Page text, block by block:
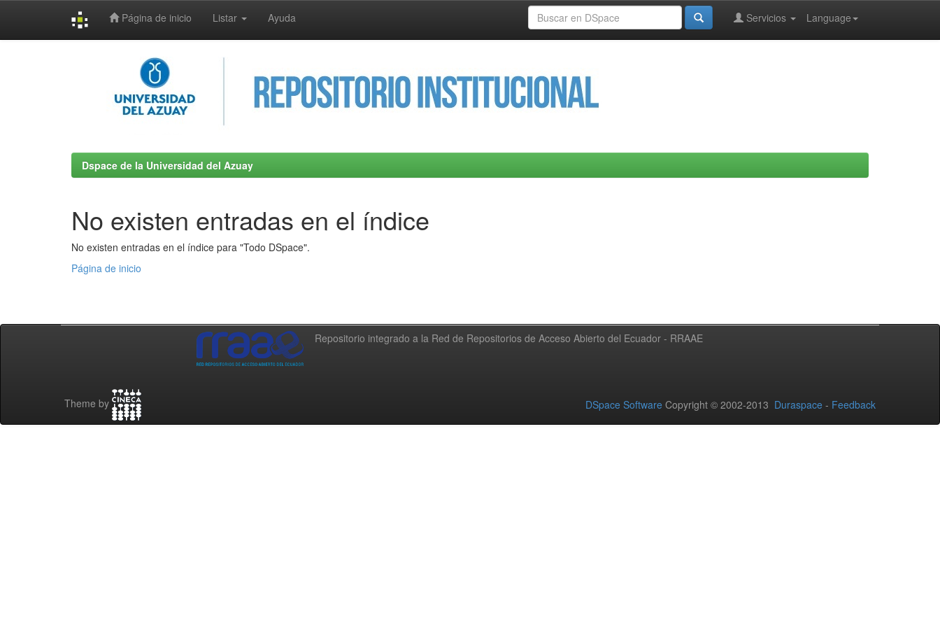
Página de inicio Listar Ayuda Language
Servicios
Dspace de la Universidad del Azuay
No existen entradas en el índice
No existen entradas en el índice para "Todo DSpace".
Página de inicio
Repositorio integrado a la Red de Repositorios de Acceso Abierto del Ecuador - RRAAE
Theme by DSpace Software Copyright © 2002-2013 Duraspace - Feedback